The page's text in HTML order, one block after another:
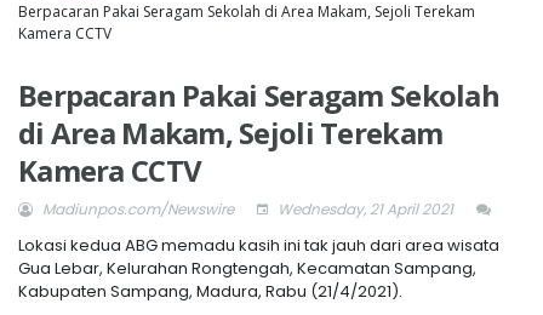
Berpacaran Pakai Seragam Sekolah di Area Makam, Sejoli Terekam
Kamera CCTV
Berpacaran Pakai Seragam Sekolah
di Area Makam, Sejoli Terekam
Kamera CCTV
Madiunpos.com/Newswire Wednesday, 21 April 2021
Lokasi kedua ABG memadu kasih ini tak jauh dari area wisata
Gua Lebar, Kelurahan Rongtengah, Kecamatan Sampang,
Kabupaten Sampang, Madura, Rabu (21/4/2021).